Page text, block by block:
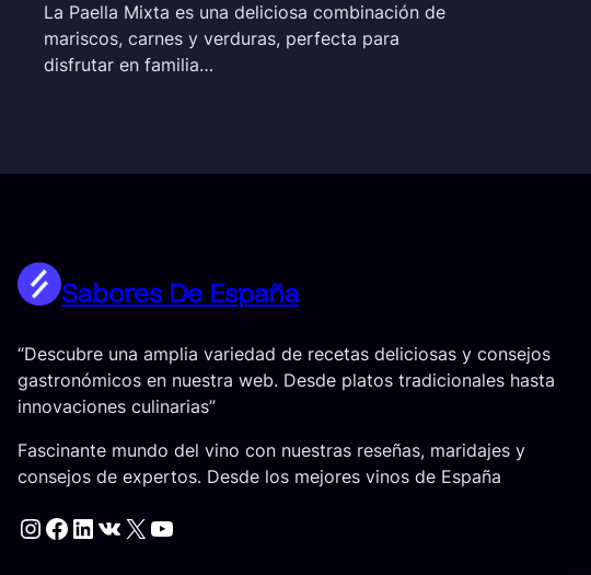
La Paella Mixta es una deliciosa combinación de
mariscos, carnes y verduras, perfecta para
disfrutar en familia…
Sabores De España
“Descubre una amplia variedad de recetas deliciosas y consejos
gastronómicos en nuestra web. Desde platos tradicionales hasta
innovaciones culinarias”
Fascinante mundo del vino con nuestras reseñas, maridajes y
consejos de expertos. Desde los mejores vinos de España
Instagram Facebook LinkedIn VK X YouTube